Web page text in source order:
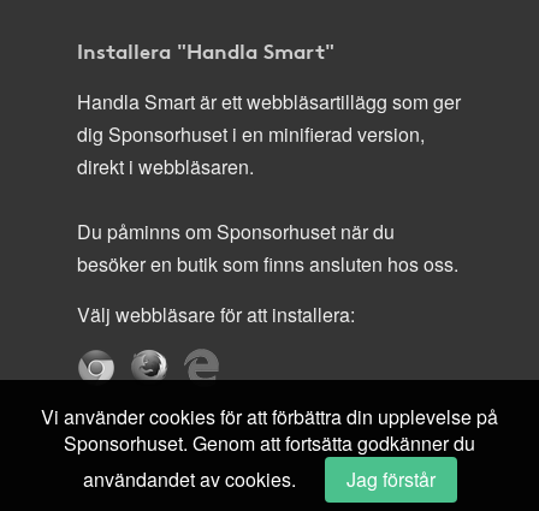
Installera "Handla Smart"
Handla Smart är ett webbläsartillägg som ger
dig Sponsorhuset i en minifierad version,
direkt i webbläsaren.
Du påminns om Sponsorhuset när du
besöker en butik som finns ansluten hos oss.
Välj webbläsare för att installera:
Vi använder cookies för att förbättra din upplevelse på
Sponsorhuset. Genom att fortsätta godkänner du
användandet av cookies.
Jag förstår